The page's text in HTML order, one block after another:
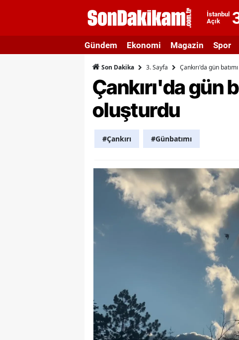
İstanbul
Açık
Ağrı
Artvin
Aydın
Bilecik
Bingöl
Bitlis
Bolu
Bursa
Gündem Ekonomi Magazin Spor
Son Dakika 3. Sayfa Çankırı'da gün
Çankırı'da gün
oluşturdu
#Çankırı #Günbatımı